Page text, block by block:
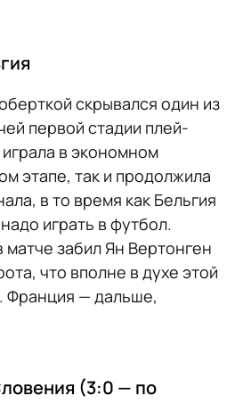
скрывался один из
первой стадии плей-
в экономном
этапе, так и продолжила
в то время как Бельгия
играть в футбол.
матче забил Ян Вертонген
что вполне в духе этой
Франция — дальше,
(3:0 — по